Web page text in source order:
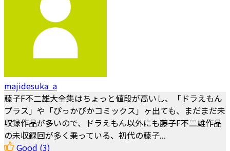
majidesuka_a
藤子F不二雄大全集はちょっと値段が高いし、「ドラえもん
プラス」や「ぴっかぴかコミックス」ヶ出ても、まだまだ未
収録作品が多いので、ドラえもん以外にも藤子F不二雄作品
の未収録回が多く乗っている、初代の藤子...
Good (3)